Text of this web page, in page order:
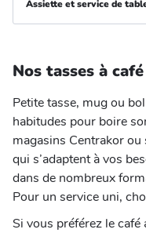
Assiette et service de
Nos tasses à
Petite tasse, mug ou
habitudes pour boire
magasins Centrakor
qui s’adaptent à vos
dans de nombreux
Pour un service uni,
Si vous préférez le